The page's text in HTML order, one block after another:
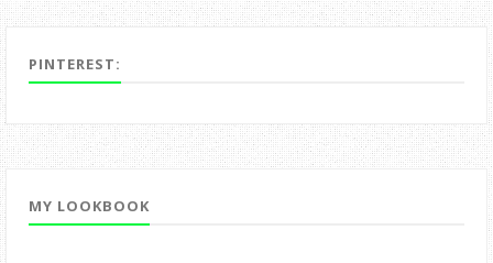
PINTEREST:
MY LOOKBOOK